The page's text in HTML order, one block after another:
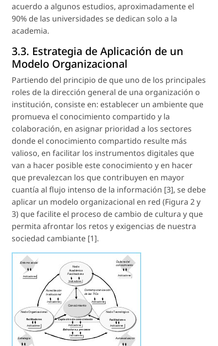
acuerdo a algunos estudios, aproximadamente el
90% de las universidades se dedican solo a la
academia.
3.3. Estrategia de Aplicación de un
Modelo Organizacional
Partiendo del principio de que uno de los principales
roles de la dirección general de una organización o
institución, consiste en: establecer un ambiente que
promueva el conocimiento compartido y la
colaboración, en asignar prioridad a los sectores
donde el conocimiento compartido resulte más
valioso, en facilitar los instrumentos digitales que
van a hacer posible este conocimiento y en hacer
que prevalezcan los que contribuyen en mayor
cuantía al flujo intenso de la información [3], se debe
aplicar un modelo organizacional en red (Figura 2 y
3) que facilite el proceso de cambio de cultura y que
permita afrontar los retos y exigencias de nuestra
sociedad cambiante [1].